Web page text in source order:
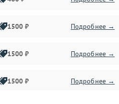
1500 ₽ Подробнее →
1500 ₽ Подробнее →
1500 ₽ Подробнее →